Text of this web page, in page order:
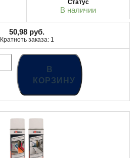
В наличии
50,98 руб.
Кратноть заказа: 1
В
КОРЗИНУ